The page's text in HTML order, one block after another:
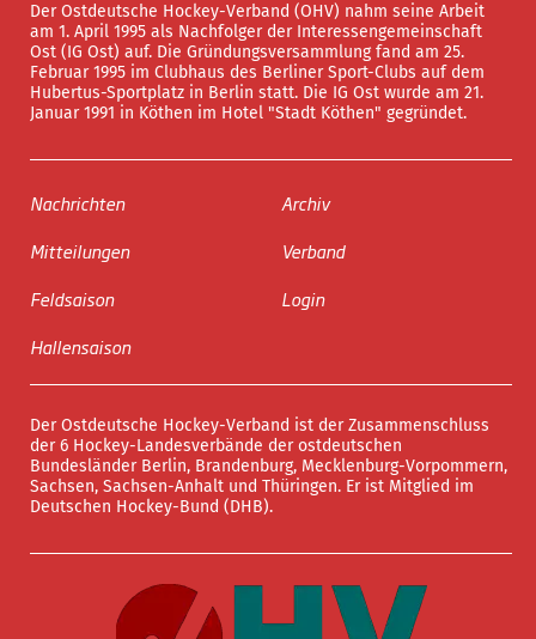
Der Ostdeutsche Hockey-Verband (OHV) nahm seine Arbeit
am 1. April 1995 als Nachfolger der Interessengemeinschaft
Ost (IG Ost) auf. Die Gründungsversammlung fand am 25.
Februar 1995 im Clubhaus des Berliner Sport-Clubs auf dem
Hubertus-Sportplatz in Berlin statt. Die IG Ost wurde am 21.
Januar 1991 in Köthen im Hotel "Stadt Köthen" gegründet.
Nachrichten
Mitteilungen
Feldsaison
Hallensaison
Archiv
Verband
Login
Der Ostdeutsche Hockey-Verband ist der Zusammenschluss
der 6 Hockey-Landesverbände der ostdeutschen
Bundesländer Berlin, Brandenburg, Mecklenburg-Vorpommern,
Sachsen, Sachsen-Anhalt und Thüringen. Er ist Mitglied im
Deutschen Hockey-Bund (DHB).